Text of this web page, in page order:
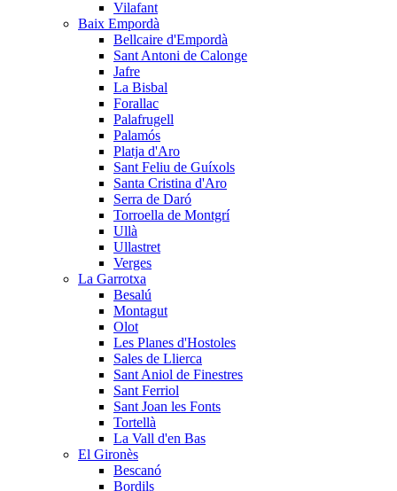
Vilafant
Baix Empordà
Bellcaire d'Empordà
Sant Antoni de Calonge
Jafre
La Bisbal
Forallac
Palafrugell
Palamós
Platja d'Aro
Sant Feliu de Guíxols
Santa Cristina d'Aro
Serra de Daró
Torroella de Montgrí
Ullà
Ullastret
Verges
La Garrotxa
Besalú
Montagut
Olot
Les Planes d'Hostoles
Sales de Llierca
Sant Aniol de Finestres
Sant Ferriol
Sant Joan les Fonts
Tortellà
La Vall d'en Bas
El Gironès
Bescanó
Bordils